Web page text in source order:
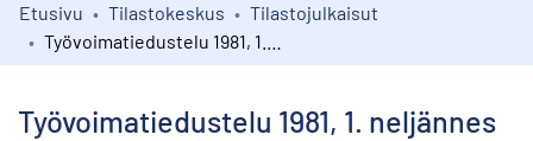
Kokoelmat
Etusivu Tilastokeskus
Tilastojulkaisut
Työvoimatiedustelu 1981, 1. neljännes